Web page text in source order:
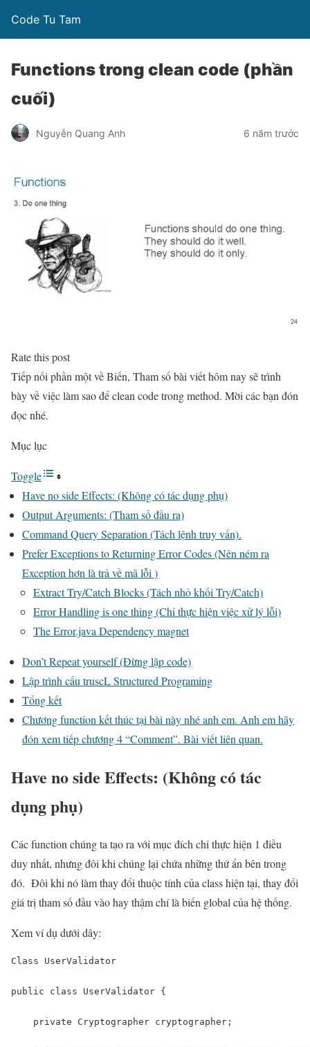
Code Tu Tam
Functions trong clean code (phần
cuối)
Nguyễn Quang Anh 6 năm trước
Rate this post
Tiếp nối phần một về Biến, Tham số bài viết hôm nay sẽ trình
bày về việc làm sao để clean code trong method. Mời các bạn đón
đọc nhé.
Mục lục
Toggle
Have no side Effects: (Không có tác dụng phụ)
Output Arguments: (Tham số đầu ra)
Command Query Separation (Tách lệnh truy vấn).
Prefer Exceptions to Returning Error Codes (Nên ném ra
Exception hơn là trả về mã lỗi )
Extract Try/Catch Blocks (Tách nhỏ khối Try/Catch)
Error Handling is one thing (Chỉ thực hiện việc xử lý lỗi)
The Error.java Dependency magnet
Don’t Repeat yourself (Đừng lặp code)
Lập trình cấu truscL Structured Programing
Tổng kết
Chương function kết thúc tại bài này nhé anh em. Anh em hãy
đón xem tiếp chương 4 “Comment”. Bài viết liên quan.
Have no side Effects: (Không có tác
dụng phụ)
Các function chúng ta tạo ra với mục đích chỉ thực hiện 1 điều
duy nhất, nhưng đôi khi chúng lại chứa những thứ ẩn bên trong
đó. Đôi khi nó làm thay đổi thuộc tính của class hiện tại, thay đổi
giá trị tham số đầu vào hay thậm chí là biến global của hệ thống.
Xem ví dụ dưới dây:
Class UserValidator
public class UserValidator {
private Cryptographer cryptographer;